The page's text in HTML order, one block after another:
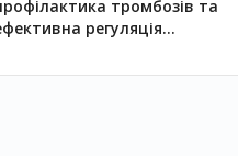
тромбозів та
регуляція